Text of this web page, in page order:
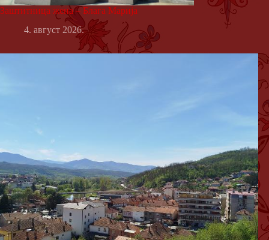
Заштитница жена – Блага Марија
4. август 2026.